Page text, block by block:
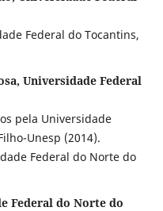
Federal do Tocantins,
Universidade Federal
pela Universidade
Unesp (2014).
Federal do Norte do
Federal do Norte do